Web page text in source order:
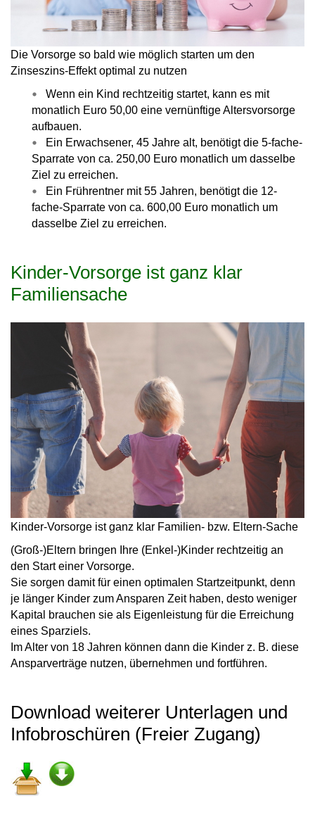
Die Vorsorge so bald wie möglich starten um den
Zinseszins-Effekt optimal zu nutzen
Wenn ein Kind rechtzeitig startet, kann es mit
monatlich Euro 50,00 eine vernünftige Altersvorsorge
aufbauen.
Ein Erwachsener, 45 Jahre alt, benötigt die 5-fache-
Sparrate von ca. 250,00 Euro monatlich um dasselbe
Ziel zu erreichen.
Ein Frührentner mit 55 Jahren, benötigt die 12-
fache-Sparrate von ca. 600,00 Euro monatlich um
dasselbe Ziel zu erreichen.
Kinder-Vorsorge ist ganz klar
Familiensache
Kinder-Vorsorge ist ganz klar Familien- bzw. Eltern-Sache
(Groß-)Eltern bringen Ihre (Enkel-)Kinder rechtzeitig an
den Start einer Vorsorge.
Sie sorgen damit für einen optimalen Startzeitpunkt, denn
je länger Kinder zum Ansparen Zeit haben, desto weniger
Kapital brauchen sie als Eigenleistung für die Erreichung
eines Sparziels.
Im Alter von 18 Jahren können dann die Kinder z. B. diese
Ansparverträge nutzen, übernehmen und fortführen.
Download weiterer Unterlagen und
Infobroschüren (Freier Zugang)